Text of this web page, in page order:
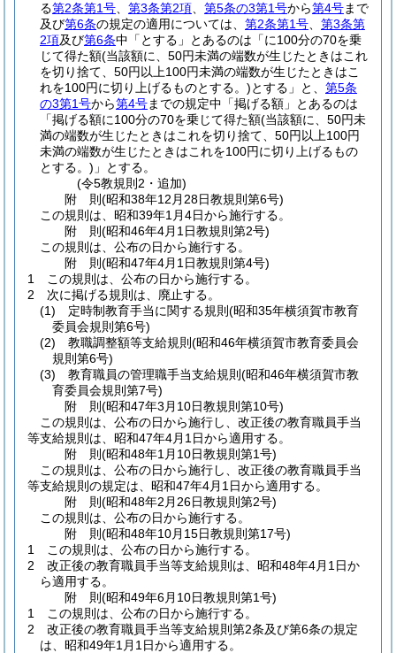
る第2条第1号 第3条第2項 第5条の3第1号から第4号まで
及び第6条の規定の適用については、 第2条第1号
第3条第
2項及び第6条中「とする」とあるのは「に100分の70を乗
じて得た額(当該額に、50円未満の端数が生じたときはこれ
を切り捨て、50円以上100円未満の端数が生じたときはこ
れを100円に切り上げるものとする。)とする」と、 第5条
の3第1号から第4号までの規定中「掲げる額」とあるのは
「掲げる額に100分の70を乗じて得た額(当該額に、50円未
満の端数が生じたときはこれを切り捨て、50円以上100円
未満の端数が生じたときはこれを100円に切り上げるもの
とする。) 」とする。
(令5教規則2・追加)
附 則(昭和38年12月28日教規則第6号)
この規則は、昭和39年1月4日から施行する。
附 則(昭和46年4月1日教規則第2号)
この規則は、公布の日から施行する。
附 則(昭和47年4月1日教規則第4号)
1
この規則は、公布の日から施行する。
2
次に掲げる規則は、廃止する。
(1)
定時制教育手当に関する規則 (昭和35年横須賀市教育
委員会規則第6号)
(2)
教職調整額等支給規則 (昭和46年横須賀市教育委員会
規則第6号)
(3)
教育職員の管理職手当支給規則 (昭和46年横須賀市教
育委員会規則第7号)
附 則(昭和47年3月10日教規則第10号)
この規則は、公布の日から施行し、改正後の教育職員手当
等支給規則は、昭和47年4月1日から適用する。
附 則(昭和48年1月10日教規則第1号)
この規則は、公布の日から施行し、改正後の教育職員手当
等支給規則の規定は、昭和47年4月1日から適用する。
附 則(昭和48年2月26日教規則第2号)
この規則は、公布の日から施行する。
附 則(昭和48年10月15日教規則第17号)
1
この規則は、公布の日から施行する。
2
改正後の教育職員手当等支給規則は、昭和48年4月1日か
ら適用する。
附 則(昭和49年6月10日教規則第1号)
1
この規則は、公布の日から施行する。
2
改正後の教育職員手当等支給規則第2条及び第6条の規定
は、昭和49年1月1日から適用する。